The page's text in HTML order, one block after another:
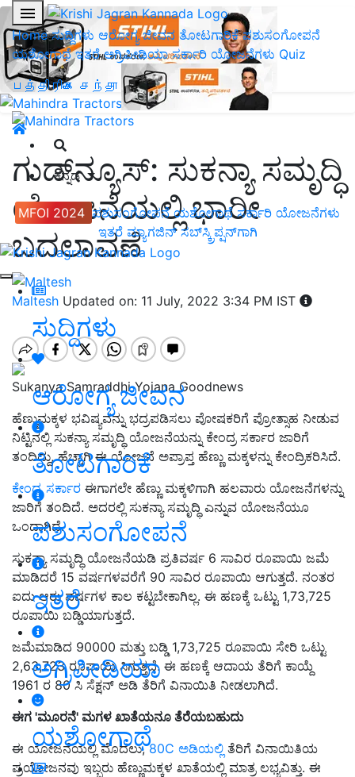
Home ಸುದ್ದಿಗಳು ಆರೋಗ್ಯ ಜೀವನ ತೋಟಗಾರಿಕೆಪಶುಸಂಗೋಪನೆ
ಯಶೋಗಾಥೆ ಇತರೆ ಅಗ್ರಿಪೀಡಿಯಾ ಸರ್ಕಾರಿ ಯೋಜನೆಗಳು Quiz
பத்திரிகை சந்தா
ಕನ್ನಡ
MFOI 2024 ಪಶುಸಂಗೋಪನೆ ಯಶೋಗಾಥೆ ಸರ್ಕಾರಿ ಯೋಜನೆಗಳು
ಇತರೆ ಮ್ಯಾಗಜಿನ್‌ ಸಬ್‌ಸ್ಕ್ರಿಪ್ಷನ್‌ಗಾಗಿ
ಸುದ್ದಿಗಳು
ಆರೋಗ್ಯ ಜೀವನ
ತೋಟಗಾರಿಕೆ
ಪಶುಸಂಗೋಪನೆ
ಇತರೆ
ಅಗ್ರಿಪೀಡಿಯಾ
ಯಶೋಗಾಥೆ
ಗುಡ್‌ನ್ಯೂಸ್‌: ಸುಕನ್ಯಾ ಸಮೃದ್ಧಿ
ಯೋಜನೆಯಲ್ಲಿ ಭಾರೀ
ಬದಲಾವಣೆ
Maltesh Updated on: 11 July, 2022 3:34 PM IST
Sukanya Samraddhi Yojana Goodnews
ಹೆಣ್ಣುಮಕ್ಕಳ ಭವಿಷ್ಯವನ್ನು ಭದ್ರಪಡಿಸಲು ಪೋಷಕರಿಗೆ ಪ್ರೋತ್ಸಾಹ ನೀಡುವ
ನಿಟ್ಟಿನಲ್ಲಿ ಸುಕನ್ಯಾ ಸಮೃದ್ಧಿ ಯೋಜನೆಯನ್ನು ಕೇಂದ್ರ ಸರ್ಕಾರ ಜಾರಿಗೆ
ತಂದಿದ್ದು, ಹೆಚ್ಚಾಗಿ ಈ ಯೋಜನೆ ಅಪ್ರಾಪ್ತ ಹೆಣ್ಣು ಮಕ್ಕಳನ್ನು ಕೇಂದ್ರಿಕರಿಸಿದೆ.
ಕೇಂದ್ರ ಸರ್ಕಾರ ಈಗಾಗಲೇ ಹೆಣ್ಣು ಮಕ್ಕಳಿಗಾಗಿ ಹಲವಾರು ಯೋಜನೆಗಳನ್ನು
ಜಾರಿಗೆ ತಂದಿದೆ. ಅದರಲ್ಲಿ ಸುಕನ್ಯಾ ಸಮೃದ್ಧಿ ಎನ್ನುವ ಯೋಜನೆಯೂ
ಒಂದಾಗಿದೆ.
ಸುಕನ್ಯಾ ಸಮೃದ್ಧಿ ಯೋಜನೆಯಡಿ ಪ್ರತಿವರ್ಷ 6 ಸಾವಿರ ರೂಪಾಯಿ ಜಮೆ
ಮಾಡಿದರೆ 15 ವರ್ಷಗಳವರೆಗೆ 90 ಸಾವಿರ ರೂಪಾಯಿ ಆಗುತ್ತದೆ. ನಂತರ
ಐದು ಆರು ವರ್ಷಗಳ ಕಾಲ ಕಟ್ಟಬೇಕಾಗಿಲ್ಲ. ಈ ಹಣಕ್ಕೆ ಒಟ್ಟು 1,73,725
ರೂಪಾಯಿ ಬಡ್ಡಿಯಾಗುತ್ತದೆ.
ಜಮೆಮಾಡಿದ 90000 ಮತ್ತು ಬಡ್ಡಿ 1,73,725 ರೂಪಾಯಿ ಸೇರಿ ಒಟ್ಟು
2,63,723 ರೂಪಾಯಿ ಸಿಗುತ್ತದೆ. ಈ ಹಣಕ್ಕೆ ಆದಾಯ ತೆರಿಗೆ ಕಾಯ್ದೆ
1961 ರ 80 ಸಿ ಸೆಕ್ಷನ್ ಅಡಿ ತೆರಿಗೆ ವಿನಾಯಿತಿ ನೀಡಲಾಗಿದೆ.
ಈಗ 'ಮೂರನೆ' ಮಗಳ ಖಾತೆಯನೂ ತೆರೆಯಬಹುದು
ಈ ಯೋಜನೆಯಲ್ಲಿ ಮೊದಲು,80C ಅಡಿಯಲ್ಲಿ ತೆರಿಗೆ ವಿನಾಯಿತಿಯ
ಪ್ರಯೋಜನವು ಇಬ್ಬರು ಹೆಣ್ಣುಮಕ್ಕಳ ಖಾತೆಯಲ್ಲಿ ಮಾತ್ರ ಲಭ್ಯವಿತ್ತು. ಈ